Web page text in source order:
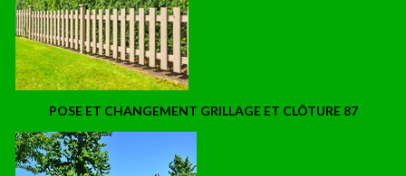
POSE ET CHANGEMENT GRILLAGE ET CLÔTURE 87